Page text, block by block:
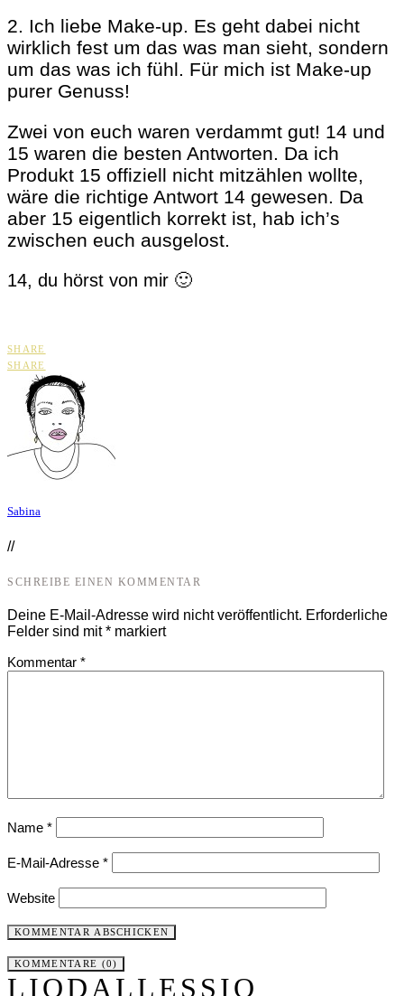
2. Ich liebe Make-up. Es geht dabei nicht
wirklich fest um das was man sieht, sondern
um das was ich fühl. Für mich ist Make-up
purer Genuss!
Zwei von euch waren verdammt gut! 14 und
15 waren die besten Antworten. Da ich
Produkt 15 offiziell nicht mitzählen wollte,
wäre die richtige Antwort 14 gewesen. Da
aber 15 eigentlich korrekt ist, hab ich’s
zwischen euch ausgelost.
14, du hörst von mir 🙂
SHARE
SHARE
Sabina
//
SCHREIBE EINEN KOMMENTAR
Deine E-Mail-Adresse wird nicht veröffentlicht. Erforderliche
Felder sind mit* markiert
Kommentar *
Name *
E-Mail-Adresse *
Website
KOMMENTARE (0)
LIODALLESSIO